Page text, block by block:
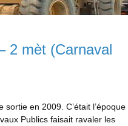
2 mèt (Carnaval
sortie en 2009. C’était l’époque
Publics faisait ravaler les